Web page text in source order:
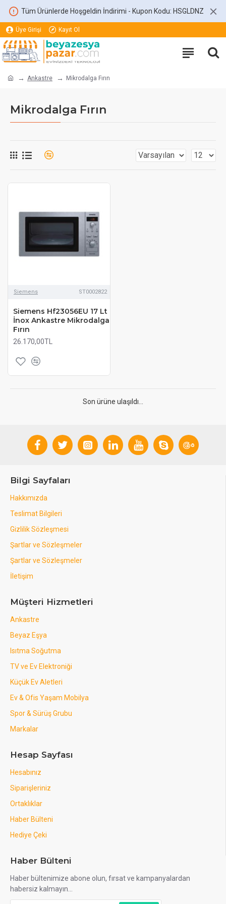
Tüm Ürünlerde Hoşgeldin İndirimi - Kupon Kodu: HSGLDNZ
Üye Girişi Kayıt Ol
Ankastre Mikrodalga Fırın
Mikrodalga Fırın
Siemens ST0002822
Siemens Hf23056EU 17 Lt
İnox Ankastre Mikrodalga
Fırın
26.170,00TL
Son ürüne ulaşıldı...
Bilgi Sayfaları
Hakkımızda
Teslimat Bilgileri
Gizlilik Sözleşmesi
Şartlar ve Sözleşmeler
Şartlar ve Sözleşmeler
İletişim
Müşteri Hizmetleri
Ankastre
Beyaz Eşya
Isıtma Soğutma
TV ve Ev Elektroniği
Küçük Ev Aletleri
Ev & Ofis Yaşam Mobilya
Spor & Sürüş Grubu
Markalar
Hesap Sayfası
Hesabınız
Siparişleriniz
Ortaklıklar
Haber Bülteni
Hediye Çeki
Haber Bülteni
Haber bültenimize abone olun, fırsat ve kampanyalardan
habersiz kalmayın...